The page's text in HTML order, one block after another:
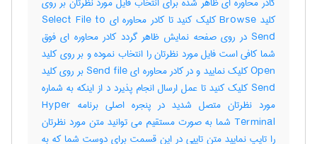
کلید Browse کلیک کنید تا کادر محاوره ای Select File to
Send در روی صفحه نمایش ظاهر گردد کادر محاوره ای فوق
شما کافی است فایل مورد نظرتان را انتخاب نموده و بر روی کلید
Open کلیک نمایید و در کادر محاوره ای Send file بر روی کلید
Send کلیک کنید تا عمل ارسال انجام پذیرد د از اینکه به شماره
مورد نظرتان متصل شدید در پنجره اصلی برنامه Hyper
Terminal شما به صورت مستقیم می توانید متن مورد نظرتان
را تایپ نمایید متن تایپی در این قسمت برای دوست شما که به